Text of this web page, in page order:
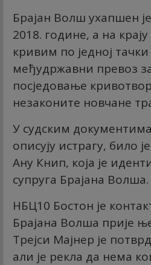
Брајан Волш ухапшен
2018. године, а на
кривим по једној
међудржавни превоз
посједовање
незаконите новчане
У судским
описују истрагу, било
Ану Книп, која је
супруга Брајана Волша.
НБЦ10 Бостон је
Брајана Волша прије
Трејси Мајнер је
али је рекла да нема